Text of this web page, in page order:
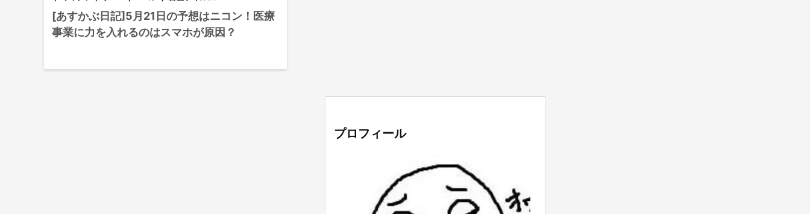
[あすかぶ日記]5月21日の予想はニコン！医療
事業に力を入れるのはスマホが原因？
プロフィール